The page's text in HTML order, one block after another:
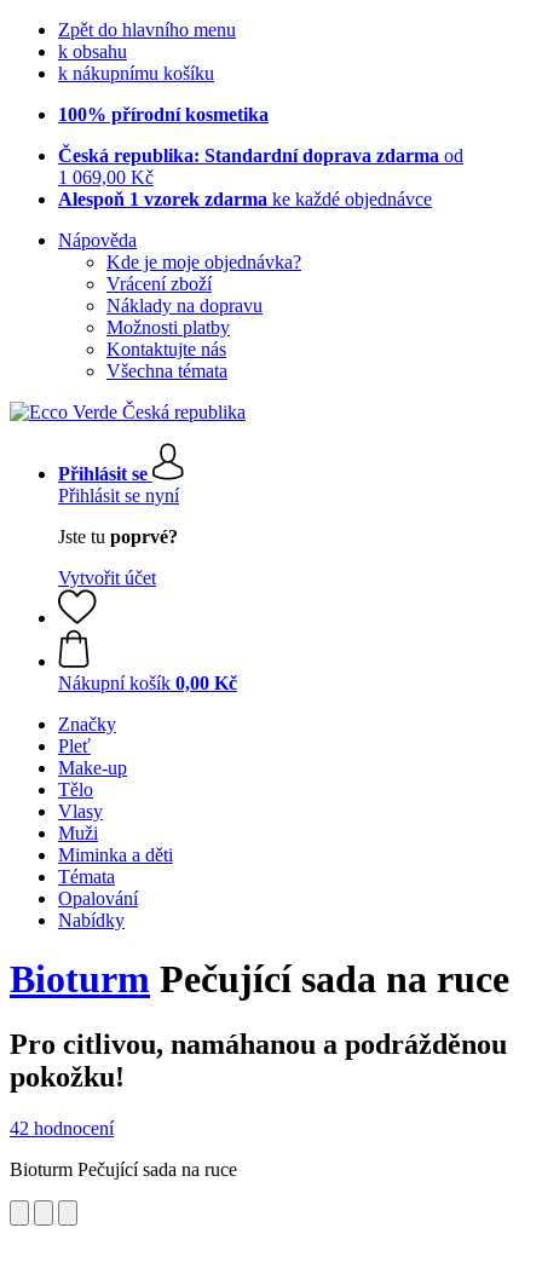
Zpět do hlavního menu
k obsahu
k nákupnímu košíku
100% přírodní kosmetika
Česká republika: Standardní doprava zdarma od
1 069,00 Kč
Alespoň 1 vzorek zdarma ke každé objednávce
Nápověda
Kde je moje objednávka?
Vrácení zboží
Náklady na dopravu
Možnosti platby
Kontaktujte nás
Všechna témata
Přihlásit se
Přihlásit se nyní
Jste tu poprvé?
Vytvořit účet
Nákupní košík 0,00 Kč
Značky
Pleť
Make-up
Tělo
Vlasy
Muži
Miminka a děti
Témata
Opalování
Nabídky
Bioturm Pečující sada na ruce
Pro citlivou, namáhanou a podrážděnou
pokožku!
42 hodnocení
Bioturm Pečující sada na ruce